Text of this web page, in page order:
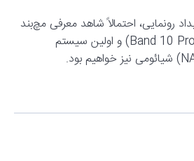
رونمایی، احتمالاً شاهد معرفی مچ‌بند
هوشمند می بند ۱۰ پرو (Band 10 Pro) و اولین سیستم